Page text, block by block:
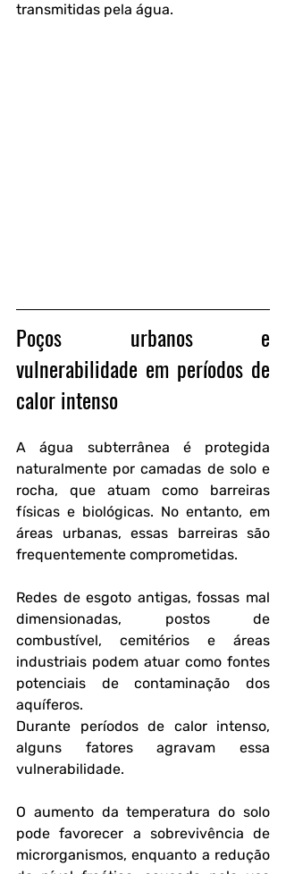
transmitidas pela água.
Poços urbanos e
vulnerabilidade em períodos de
calor intenso
A água subterrânea é protegida
naturalmente por camadas de solo e
rocha, que atuam como barreiras
físicas e biológicas. No entanto, em
áreas urbanas, essas barreiras são
frequentemente comprometidas.
Redes de esgoto antigas, fossas mal
dimensionadas, postos de
combustível, cemitérios e áreas
industriais podem atuar como fontes
potenciais de contaminação dos
aquíferos.
Durante períodos de calor intenso,
alguns fatores agravam essa
vulnerabilidade.
O aumento da temperatura do solo
pode favorecer a sobrevivência de
microrganismos, enquanto a redução